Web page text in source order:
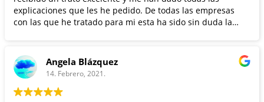
explicaciones que les he pedido. De todas las empresas
con las que he tratado para mi esta ha sido sin duda la
Angela Blázquez
14. Febrero, 2021.